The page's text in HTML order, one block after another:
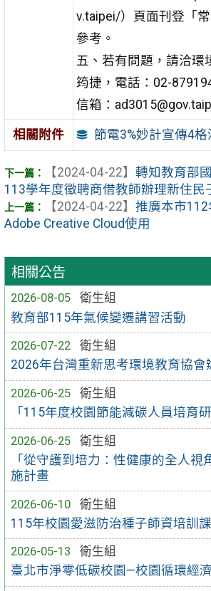
相關公告
2026-08-05
衛生組
教育部115年氣候變遷講習活動
2026-07-22
衛生組
2026年台灣重新思考環境教育協會
2026-06-25
衛生組
「115年度校園節能減碳人員培育研
2026-06-25
衛生組
「從守護到培力：性健康的全人視
施計畫
2026-06-10
衛生組
115年校園愛滋防治種子師資培訓
2026-05-13
衛生組
臺北市淨零低碳校園—校園循環經
v.taipei/）頁面刊登「
參考。
五、若有問題，請洽環
筠捷，電話：02-
信箱：
相關附件 節電3%妙計宣傳4
【2024-04-22】 轉知教育部
113學年度徵聘商借教師辦理新住民
【2024-04-22】 推廣本市
Adobe Creative Cloud使用